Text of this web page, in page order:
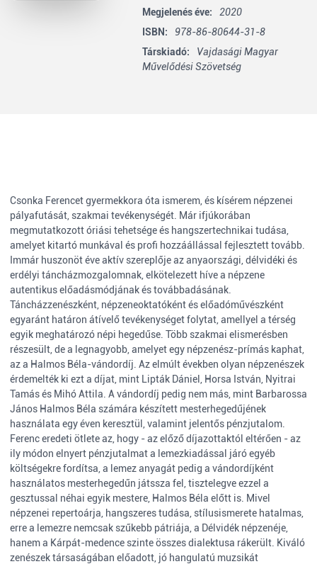
Megjelenés éve:
2020
ISBN:
978-86-80644-31-8
Társkiadó:
Vajdasági Magyar
Művelődési Szövetség
Csonka Ferencet gyermekkora óta ismerem, és kísérem népzenei
pályafutását, szakmai tevékenységét. Már ifjúkorában
megmutatkozott óriási tehetsége és hangszertechnikai tudása,
amelyet kitartó munkával és profi hozzáállással fejlesztett tovább.
Immár huszonöt éve aktív szereplője az anyaországi, délvidéki és
erdélyi táncházmozgalomnak, elkötelezett híve a népzene
autentikus előadásmódjának és továbbadásának.
Táncházzenészként, népzeneoktatóként és előadóművészként
egyaránt határon átívelő tevékenységet folytat, amellyel a térség
egyik meghatározó népi hegedűse. Több szakmai elismerésben
részesült, de a legnagyobb, amelyet egy népzenész-prímás kaphat,
az a Halmos Béla-vándordíj. Az elmúlt években olyan népzenészek
érdemelték ki ezt a díjat, mint Lipták Dániel, Horsa István, Nyitrai
Tamás és Mihó Attila. A vándordíj pedig nem más, mint Barbarossa
János Halmos Béla számára készített mesterhegedűjének
használata egy éven keresztül, valamint jelentős pénzjutalom.
Ferenc eredeti ötlete az, hogy - az előző díjazottaktól eltérően - az
ily módon elnyert pénzjutalmat a lemezkiadással járó egyéb
költségekre fordítsa, a lemez anyagát pedig a vándordíjként
használatos mesterhegedűn játssza fel, tisztelegve ezzel a
gesztussal néhai egyik mestere, Halmos Béla előtt is. Mivel
népzenei repertoárja, hangszeres tudása, stílusismerete hatalmas,
erre a lemezre nemcsak szűkebb pátriája, a Délvidék népzenéje,
hanem a Kárpát-medence szinte összes dialektusa rákerült. Kiváló
zenészek társaságában előadott, jó hangulatú muzsikát